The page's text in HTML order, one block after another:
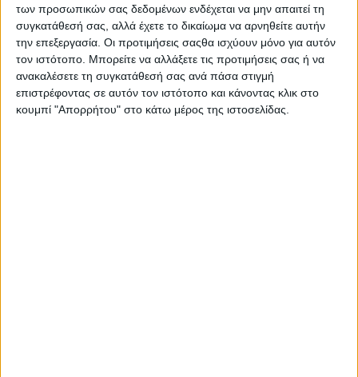
των προσωπικών σας δεδομένων ενδέχεται να μην απαιτεί τη
συγκατάθεσή σας, αλλά έχετε το δικαίωμα να αρνηθείτε αυτήν
την επεξεργασία. Οι προτιμήσεις σαςθα ισχύουν μόνο για αυτόν
τον ιστότοπο. Μπορείτε να αλλάξετε τις προτιμήσεις σας ή να
ανακαλέσετε τη συγκατάθεσή σας ανά πάσα στιγμή
επιστρέφοντας σε αυτόν τον ιστότοπο και κάνοντας κλικ στο
κουμπί "Απορρήτου" στο κάτω μέρος της ιστοσελίδας.
ΕΤΙΚΕΤΕΣ
Video , Drone , Ελλάδα , Σιταριά
ΜΟΙΡΑΣΤΕΙΤΕ ΤΟ